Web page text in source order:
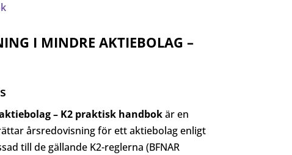
I MINDRE AKTIEBOLAG –
– K2 praktisk handbokär en
årsredovisning för ett aktiebolag enligt
till de gällande K2-reglerna (BFNAR